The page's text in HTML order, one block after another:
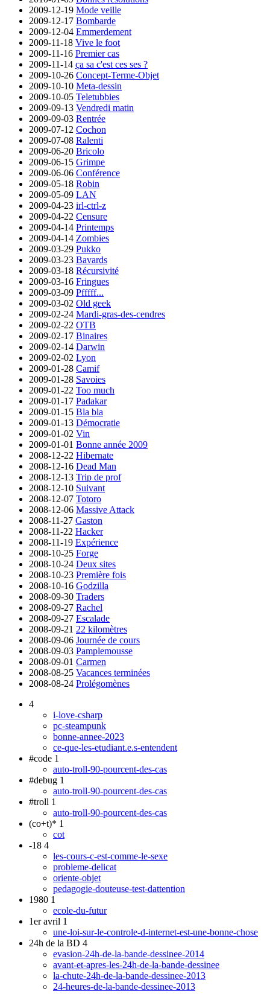
2009-12-19 Mode veille
2009-12-17 Bombarde
2009-12-04 Emmerdement
2009-11-18 Vive le foot
2009-11-16 Premier cas
2009-11-14 ça sa c'est ces ses ?
2009-10-26 Concept-Terme-Objet
2009-10-10 Meta-dessin
2009-10-05 Teletubbies
2009-09-13 Vendredi matin
2009-09-03 Rentrée
2009-07-12 Cochon
2009-07-08 Ralenti
2009-06-20 Bricolo
2009-06-15 Grimpe
2009-06-06 Conférence
2009-05-18 Robin
2009-05-09 LAN
2009-04-23 irl-ctrl-z
2009-04-22 Censure
2009-04-14 Printemps
2009-04-14 Zombies
2009-03-29 Pukko
2009-03-23 Bavards
2009-03-18 Récursivité
2009-03-16 Fringues
2009-03-09 Pfffff...
2009-03-02 Old geek
2009-02-24 Mardi-gras-des-cendres
2009-02-22 OTB
2009-02-17 Binaires
2009-02-14 Darwin
2009-02-02 Lyon
2009-01-28 Camif
2009-01-28 Savoies
2009-01-22 Too much
2009-01-17 Padakar
2009-01-15 Bla bla
2009-01-13 Démocratie
2009-01-02 Vin
2009-01-01 Bonne année 2009
2008-12-22 Hibernate
2008-12-16 Dead Man
2008-12-13 Trip de prof
2008-12-10 Suivant
2008-12-07 Totoro
2008-12-06 Massive Attack
2008-11-27 Gaston
2008-11-22 Hacker
2008-11-19 Expérience
2008-10-25 Forge
2008-10-24 Deux sites
2008-10-23 Première fois
2008-10-16 Godzilla
2008-09-30 Traders
2008-09-27 Rachel
2008-09-27 Escalade
2008-09-21 22 kilomètres
2008-09-06 Journée de cours
2008-09-03 Pamplemousse
2008-09-01 Carmen
2008-08-25 Vacances terminées
2008-08-24 Prolégomènes
4
i-love-csharp
pc-steampunk
bonne-annee-2023
ce-que-les-etudiant.e.s-entendent
#code 1
auto-troll-90-pourcent-des-cas
#debug 1
auto-troll-90-pourcent-des-cas
#troll 1
auto-troll-90-pourcent-des-cas
(co+t)* 1
cot
-18 4
les-cours-c-est-comme-le-sexe
probleme-delicat
oriente-objet
pedagogie-douteuse-test-dattention
1980 1
ecole-du-futur
1er avril 1
une-loi-sur-le-controle-d-internet-est-une-bonne-chose
24h de la BD 4
evasion-24h-de-la-bande-dessinee-2014
avant-et-apres-les-24h-de-la-bande-dessinee
la-chute-24h-de-la-bande-dessinee-2013
24-heures-de-la-bande-dessinee-2013